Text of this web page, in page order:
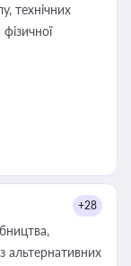
технічних
+28
альтернативних